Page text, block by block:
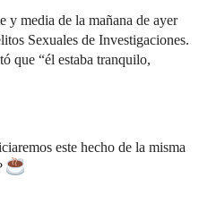
y media de la mañana de ayer
Sexuales de Investigaciones.
que “él estaba tranquilo,
este hecho de la misma